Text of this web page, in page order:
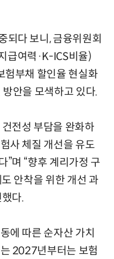
되다 보니, 금융위원회
급여력·K-ICS비율)
부채 할인율 현실화
안을 모색하고 있다.
전성 부담을 완화하
사 체질 개선을 유도
”며 “향후 계리가정 구
안착을 위한 개선 과
다.
에 따른 순자산 가치
2027년부터는 보험